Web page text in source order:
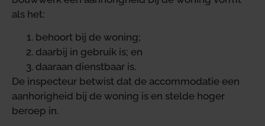
als het:
behoort bij de woning;
daarbij in gebruik is; en
daaraan dienstbaar is.
De inspecteur betwist dat de accommodatie een
aanhorigheid bij de woning is en stelde hoger
beroep in.